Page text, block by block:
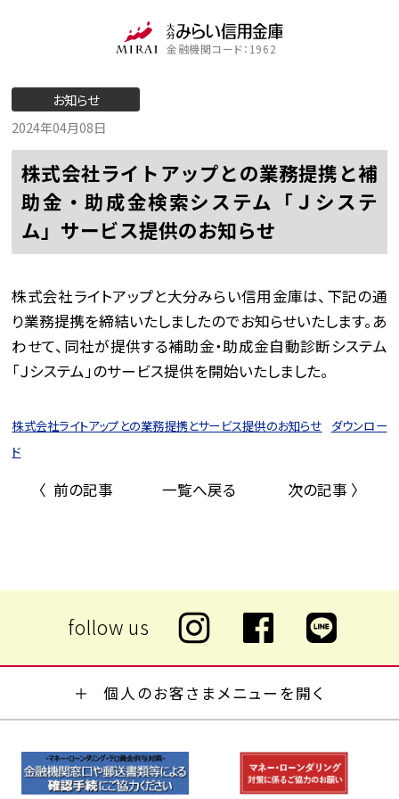
金融機関コード：1962
お知らせ
2024年04月08日
株式会社ライトアップとの業務提携と補
助金・助成金検索システム「Ｊシステ
ム」サービス提供のお知らせ
株式会社ライトアップと大分みらい信用金庫は、下記の通
り業務提携を締結いたしましたのでお知らせいたします。あ
わせて、同社が提供する補助金・助成金自動診断システム
「Ｊシステム」のサービス提供を開始いたしました。
株式会社ライトアップとの業務提携とサービス提供のお知らせ ダウンロー
ド
〈 前の記事 一覧へ戻る 次の記事 〉
個人のお客さまメニューを開く